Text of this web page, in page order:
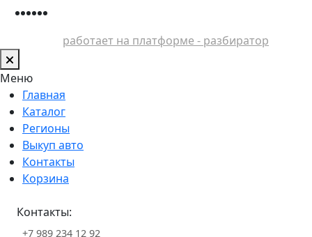
работает на платформе - разбиратор
Меню
Главная
Каталог
Регионы
Выкуп авто
Контакты
Корзина
Контакты:
+7 989 234 12 92